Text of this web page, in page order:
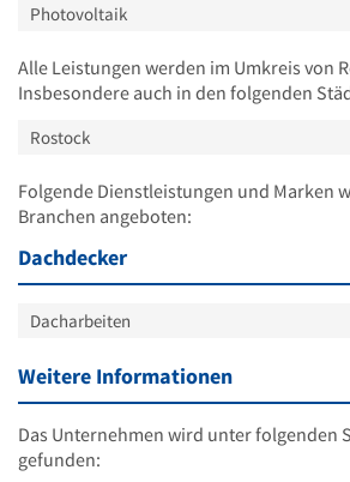
Photovoltaik
Alle Leistungen werden im Umkreis von
Insbesondere auch in den folgenden
Rostock
Folgende Dienstleistungen und Marken
Branchen angeboten:
Dachdecker
Dacharbeiten
Weitere Informationen
Das Unternehmen wird unter folgenden
gefunden: